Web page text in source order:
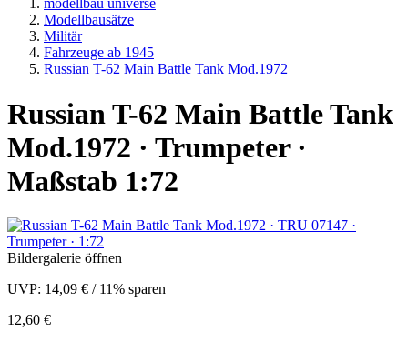
modellbau universe
Modellbausätze
Militär
Fahrzeuge ab 1945
Russian T-62 Main Battle Tank Mod.1972
Russian T-62 Main Battle Tank
Mod.1972 · Trumpeter ·
Maßstab 1:72
Bildergalerie öffnen
UVP: 14,09 € / 11% sparen
12,60 €